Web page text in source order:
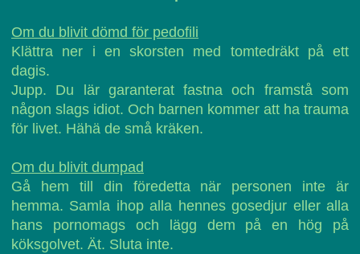
Om du blivit dömd för pedofili
Klättra ner i en skorsten med tomtedräkt på ett
dagis.
Jupp. Du lär garanterat fastna och framstå som
någon slags idiot. Och barnen kommer att ha trauma
för livet. Hähä de små kräken.
Om du blivit dumpad
Gå hem till din föredetta när personen inte är
hemma. Samla ihop alla hennes gosedjur eller alla
hans pornomags och lägg dem på en hög på
köksgolvet. Ät. Sluta inte.